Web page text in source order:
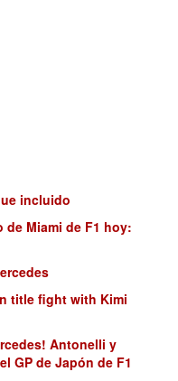
incluido
de Miami de F1 hoy:
title fight with Kimi
Antonelli y
GP de Japón de F1